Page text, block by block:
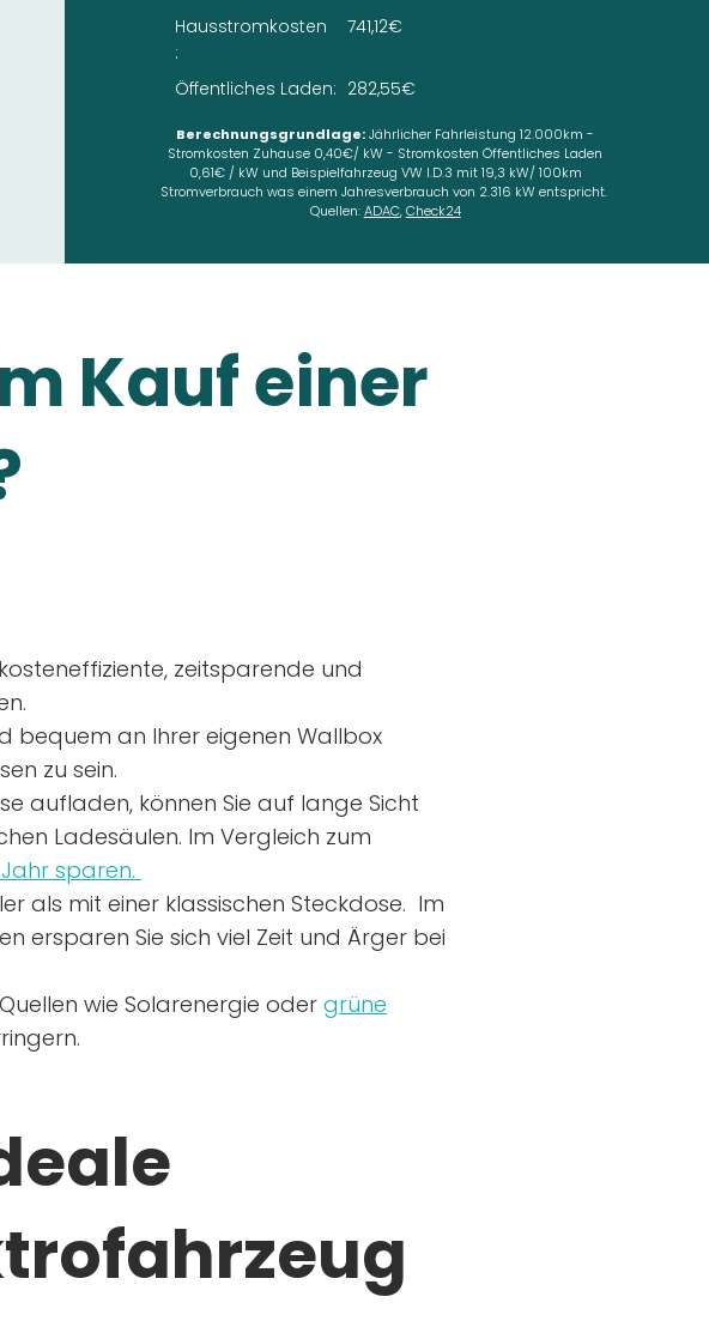
Hausstromkosten
:
Öffentliches Laden:
741,12€
282,55€
Berechnungsgrundlage:Jährlicher Fahrleistung 12.000km -
Stromkosten Zuhause 0,40€/ kW - Stromkosten Öffentliches Laden
0,61€ / kW und Beispielfahrzeug VW I.D.3 mit 19,3 kW/ 100km
Stromverbrauch was einem Jahresverbrauch von 2.316 kW entspricht.
Quellen:ADAC,Check24
Kauf einer
zeitsparende und
bequem an Ihrer eigenen Wallbox
zu sein.
aufladen, können Sie auf lange Sicht
Ladesäulen. Im Vergleich zum
sparen.
als mit einer klassischen Steckdose. Im
ersparen Sie sich viel Zeit und Ärger bei
wie Solarenergie oder grüne